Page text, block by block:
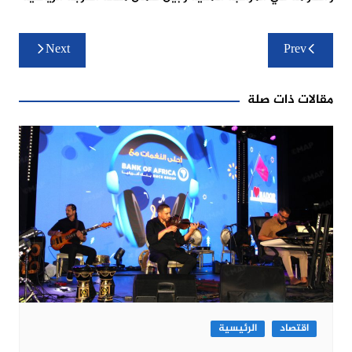
تصفّح
المقالاتPrev
Next
مقالات ذات صلة
اقتصاد الرئيسية